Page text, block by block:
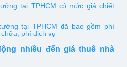
tại TPHCM có mức giá chiết
tại TPHCM đã bao gồm phí
phí dịch vụ
nhiều đến giá thuê nhà